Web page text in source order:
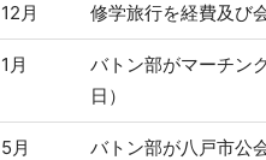
12月 修学旅行を経費及び
1月
バトン部がマーチン
日）
5月 バトン部が八戸市公